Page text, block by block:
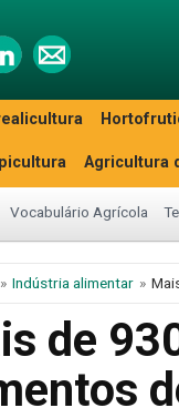
Agricultura
Vocabulário Agrícola
Indústria alimentar
de